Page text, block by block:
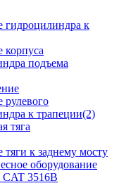
гидроцилиндра к
корпуса
подъема
рулевого
к трапеции(2)
тяга
тяги к заднему мосту
оборудование
CAT 3516B